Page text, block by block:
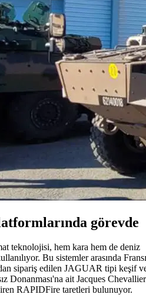
görevde
teknolojisi, hem kara hem de deniz
Bu sistemler arasında
sipariş edilen JAGUAR tipi keşif
Donanması'na ait Jacques Chevallier
RAPIDFire taretleri bulunuyor.